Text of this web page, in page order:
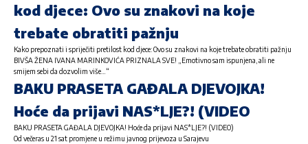
kod djece: Ovo su znakovi na koje
trebate obratiti pažnju
Kako prepoznati i spriječiti pretilost kod djece: Ovo su znakovi na koje trebate obratiti pažnju
BIVŠA ŽENA IVANA MARINKOVIĆA PRIZNALA SVE! „Emotivno sam ispunjena, ali ne
smijem sebi da dozvolim više…“
BAKU PRASETA GAĐALA DJEVOJKA!
Hoće da prijavi NAS*LJE?! (VIDEO
BAKU PRASETA GAĐALA DJEVOJKA! Hoće da prijavi NAS*LJE?! (VIDEO)
Od večeras u 21 sat promjene u režimu javnog prijevoza u Sarajevu